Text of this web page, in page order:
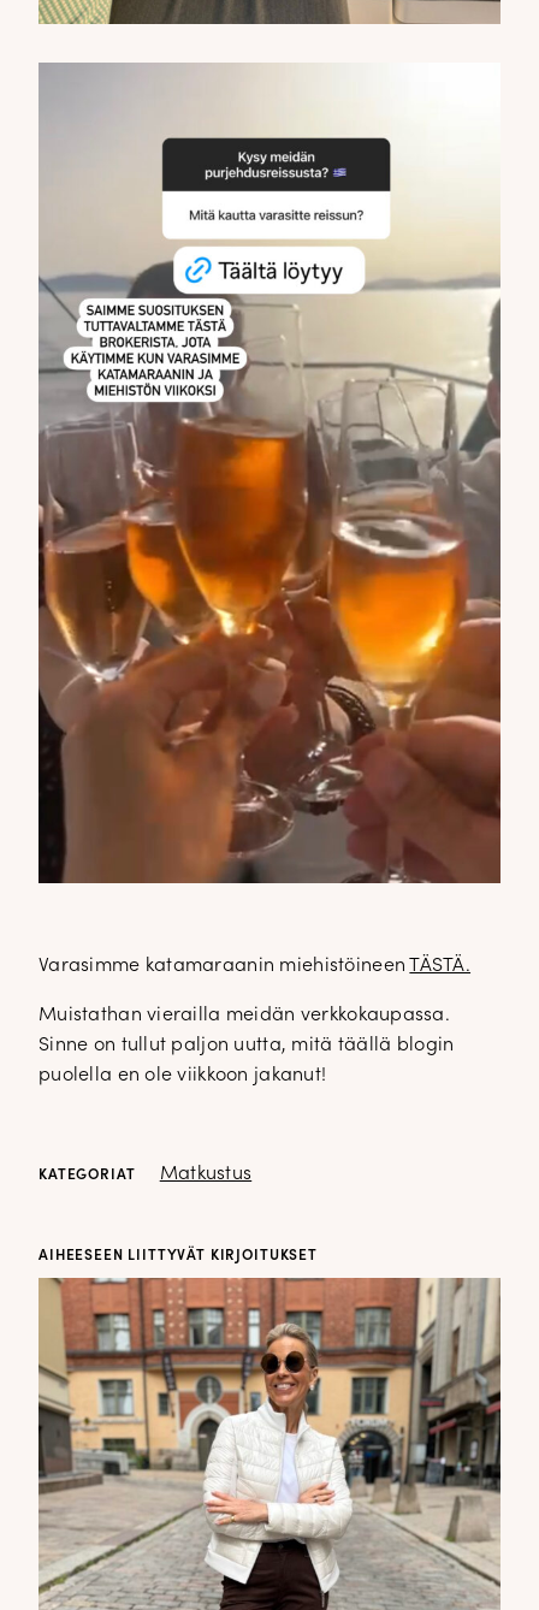
Varasimme katamaraanin miehistöineen TÄSTÄ.
Muistathan vierailla meidän verkkokaupassa.
Sinne on tullut paljon uutta, mitä täällä blogin
puolella en ole viikkoon jakanut!
KATEGORIAT Matkustus
AIHEESEEN LIITTYVÄT KIRJOITUKSET